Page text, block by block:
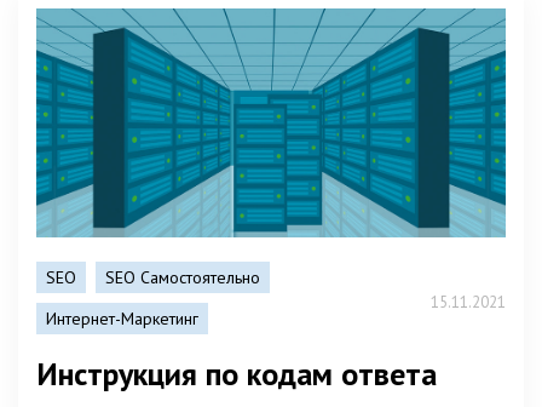
SEO
SEO Самостоятельно
Интернет-Маркетинг
15.11.2021
Инструкция по кодам ответа